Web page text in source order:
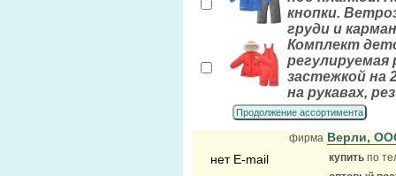
кнопки.
груди и
Комплект
регулируемая
застежкой на
на рукавах,
Продолжение ассортимента
нет E-mail
фирма Верли,
купить по